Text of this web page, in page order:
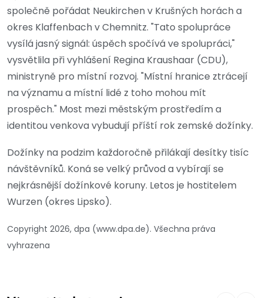
společně pořádat Neukirchen v Krušných horách a
okres Klaffenbach v Chemnitz. "Tato spolupráce
vysílá jasný signál: úspěch spočívá ve spolupráci,"
vysvětlila při vyhlášení Regina Kraushaar (CDU),
ministryně pro místní rozvoj. "Místní hranice ztrácejí
na významu a místní lidé z toho mohou mít
prospěch." Most mezi městským prostředím a
identitou venkova vybudují příští rok zemské dožínky.
Dožínky na podzim každoročně přilákají desítky tisíc
návštěvníků. Koná se velký průvod a vybírají se
nejkrásnější dožínkové koruny. Letos je hostitelem
Wurzen (okres Lipsko).
Copyright 2026, dpa (www.dpa.de). Všechna práva
vyhrazena